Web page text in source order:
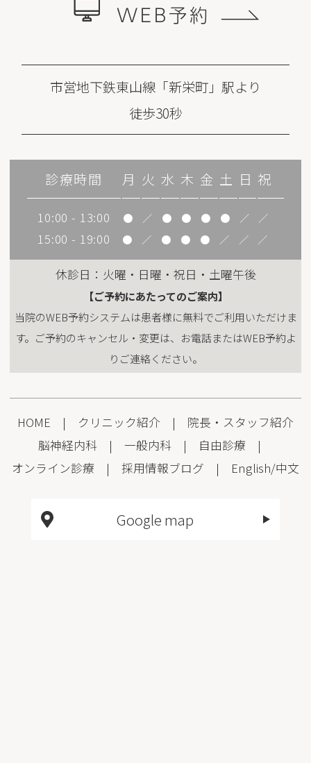
WEB予約
市営地下鉄東山線「新栄町」駅より
徒歩30秒
診療時間 月 火 水 木 金 土 日 祝
10:00 - 13:00 ● ／ ● ● ● ● ／ ／
15:00 - 19:00 ● ／ ● ● ● ／ ／ ／
休診日：火曜・日曜・祝日・土曜午後
【ご予約にあたってのご案内】
当院のWEB予約システムは患者様に無料でご利用いただけま
す。ご予約のキャンセル・変更は、お電話またはWEB予約よ
りご連絡ください。
HOME | クリニック紹介 | 院長・スタッフ紹介
脳神経内科 | 一般内科 | 自由診療 |
オンライン診療 | 採用情報ブログ | English/中文
Google map